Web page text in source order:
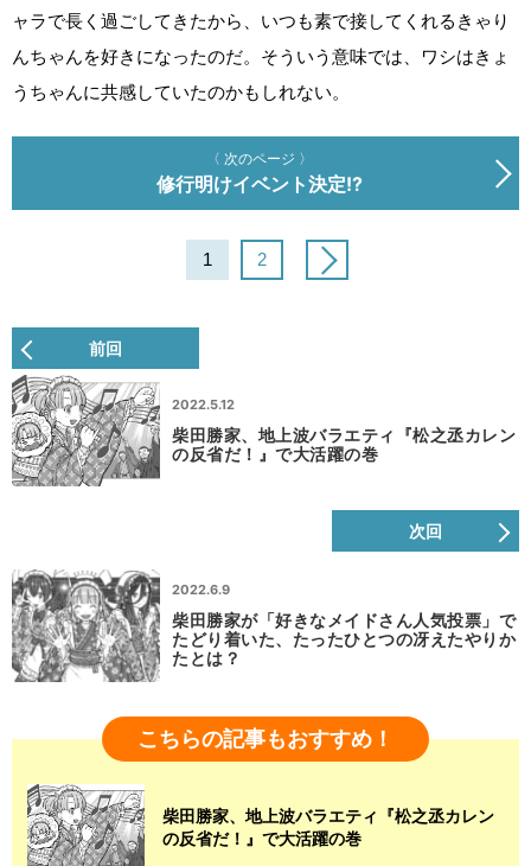
ャラで長く過ごしてきたから、いつも素で接してくれるきゃり
んちゃんを好きになったのだ。そういう意味では、ワシはきょ
うちゃんに共感していたのかもしれない。
〈 次のページ 〉
修行明けイベント決定!?
1 2
前回
2022.5.12
柴田勝家、地上波バラエティ『松之丞カレン
の反省だ！』で大活躍の巻
次回
2022.6.9
柴田勝家が「好きなメイドさん人気投票」で
たどり着いた、たったひとつの冴えたやりか
たとは？
こちらの記事もおすすめ！
柴田勝家、地上波バラエティ『松之丞カレン
の反省だ！』で大活躍の巻